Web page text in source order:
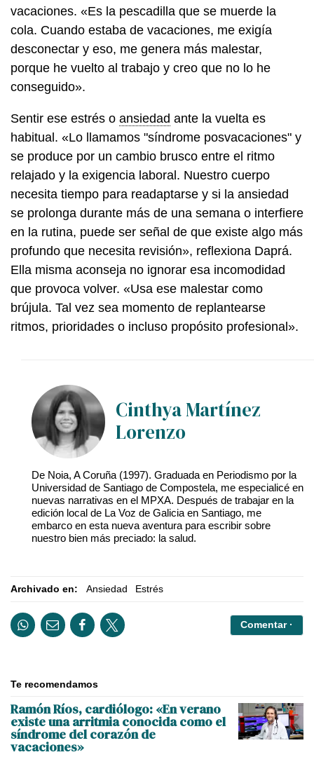
vacaciones. «Es la pescadilla que se muerde la
cola. Cuando estaba de vacaciones, me exigía
desconectar y eso, me genera más malestar,
porque he vuelto al trabajo y creo que no lo he
conseguido».
Sentir ese estrés o ansiedad ante la vuelta es
habitual. «Lo llamamos "síndrome posvacaciones" y
se produce por un cambio brusco entre el ritmo
relajado y la exigencia laboral. Nuestro cuerpo
necesita tiempo para readaptarse y si la ansiedad
se prolonga durante más de una semana o interfiere
en la rutina, puede ser señal de que existe algo más
profundo que necesita revisión», reflexiona Daprá.
Ella misma aconseja no ignorar esa incomodidad
que provoca volver. «Usa ese malestar como
brújula. Tal vez sea momento de replantearse
ritmos, prioridades o incluso propósito profesional».
Cinthya Martínez
Lorenzo
De Noia, A Coruña (1997). Graduada en Periodismo por la
Universidad de Santiago de Compostela, me especialicé en
nuevas narrativas en el MPXA. Después de trabajar en la
edición local de La Voz de Galicia en Santiago, me
embarco en esta nueva aventura para escribir sobre
nuestro bien más preciado: la salud.
Archivado en: Ansiedad Estrés
Comentar ·
Te recomendamos
Ramón Ríos, cardiólogo: «En verano
existe una arritmia conocida como el
síndrome del corazón de
vacaciones»